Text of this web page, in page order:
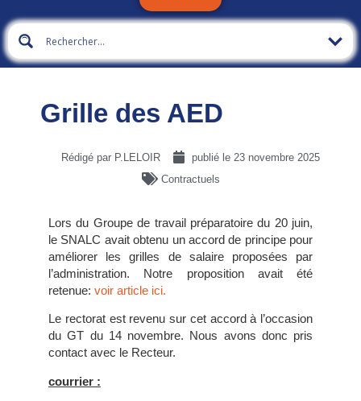
Grille des AED
Rédigé par P.LELOIR publié le 23 novembre 2025
Contractuels
Lors du Groupe de travail préparatoire du 20 juin,
le SNALC avait obtenu un accord de principe pour
améliorer les grilles de salaire proposées par
l’administration. Notre proposition avait été
retenue: voir article ici.
Le rectorat est revenu sur cet accord à l’occasion
du GT du 14 novembre. Nous avons donc pris
contact avec le Recteur.
courrier :